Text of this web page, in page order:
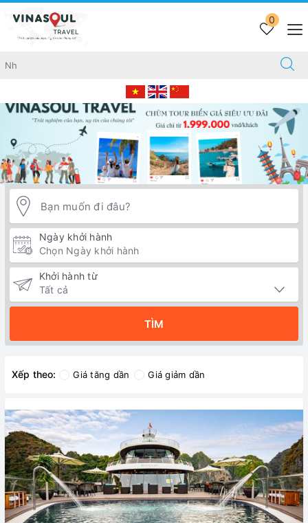
0
Trang chủ STELLAR OF THE SEAS
Ngày khởi hành
Khởi hành từ
TÌM
Xếp theo: Giá tăng dần Giá giảm dần